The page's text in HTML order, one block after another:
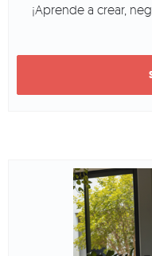
¡Aprende a crear,